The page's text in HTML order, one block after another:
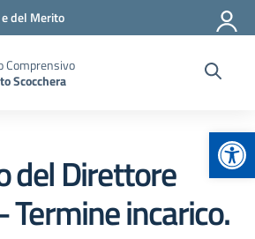
del Merito
Comprensivo
Scocchera
del Direttore
Termine incarico.